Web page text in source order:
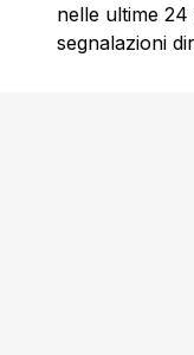
nelle ultime
segnalazioni